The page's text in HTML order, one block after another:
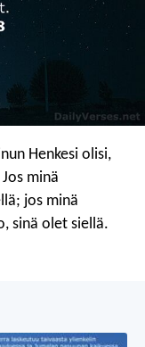
Henkesi olisi,
Jos minä
jos minä
sinä olet siellä.